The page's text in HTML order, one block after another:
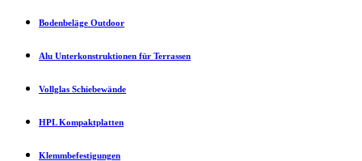
Bodenbeläge Outdoor
Alu Unterkonstruktionen für Terrassen
Vollglas Schiebewände
HPL Kompaktplatten
Klemmbefestigungen